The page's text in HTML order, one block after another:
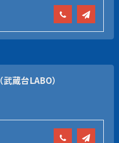
（武蔵台LABO）